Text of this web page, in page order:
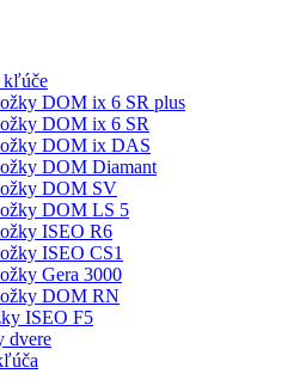
kľúče
DOM ix 6 SR plus
DOM ix 6 SR
DOM ix DAS
DOM Diamant
DOM SV
DOM LS 5
ISEO R6
ISEO CS1
Gera 3000
DOM RN
ISEO F5
dvere